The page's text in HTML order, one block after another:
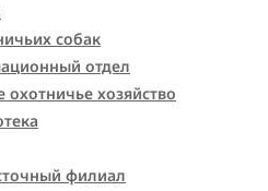
собак
отдел
хозяйство
филиал